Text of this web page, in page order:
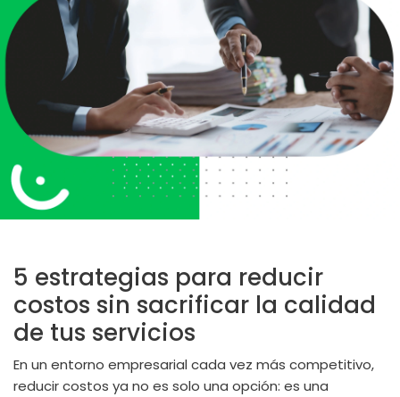
5 estrategias para reducir
costos sin sacrificar la calidad
de tus servicios
En un entorno empresarial cada vez más competitivo,
reducir costos ya no es solo una opción: es una